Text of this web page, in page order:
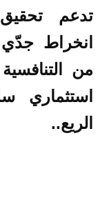
تدعم تحقيق
انخراط
من
استثماري
الريع..